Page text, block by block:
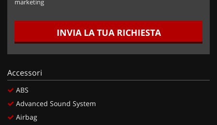
INVIA LA TUA RICHIESTA
Accessori
ABS
Advanced Sound System
Airbag